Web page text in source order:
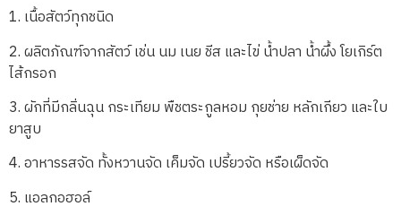
1. เนื้อสัตว์ทุกชนิด
2. ผลิตภัณฑ์จากสัตว์ เช่น นม เนย ชีส และไข่ น้ำปลา น้ำผึ้ง โยเกิร์ต
ไส้กรอก
3. ผักที่มีกลิ่นฉุน กระเทียม พืชตระกูลหอม กุยช่าย หลักเกียว และใบ
ยาสูบ
4. อาหารรสจัด ทั้งหวานจัด เค็มจัด เปรี้ยวจัด หรือเผ็ดจัด
5. แอลกอฮอล์